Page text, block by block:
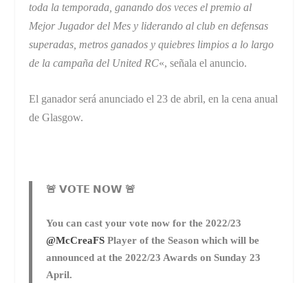
toda la temporada, ganando dos veces el premio al
Mejor Jugador del Mes y liderando al club en defensas
superadas, metros ganados y quiebres limpios a lo largo
de la campaña del United RC«, señala el anuncio.
El ganador será anunciado el 23 de abril, en la cena anual
de Glasgow.
🚨 𝗩𝗢𝗧𝗘 𝗡𝗢𝗪 🚨
You can cast your vote now for the 2022/23
@McCreaFS Player of the Season which will be
announced at the 2022/23 Awards on Sunday 23
April.